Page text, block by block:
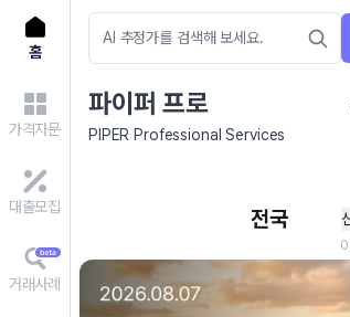
홈
가격자문
대출모집
거래사례
파이퍼 프로
PIPER Professional Services